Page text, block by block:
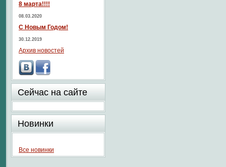
8 марта!!!!
08.03.2020
С Новым Годом!
30.12.2019
Архив новостей
Сейчас на сайте
Новинки
Все новинки